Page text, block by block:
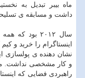
ماه بیبر تبدیل به
داشت و مسابقه ی
سال ۲۰۱۲ بود
اینستاگرام را خرید و
نشان دهنده ی پولسازی
و کار مشخصی نداشت.
راهبردی فضایی که